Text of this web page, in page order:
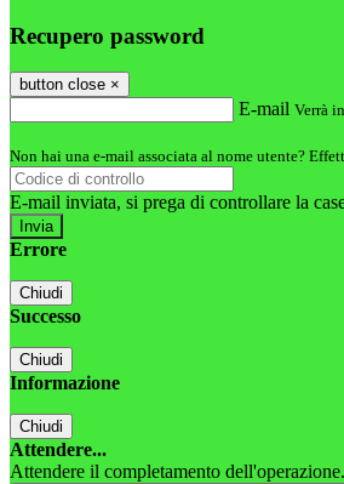
Recupero password
button close ×
E-mail Verrà
Non hai una e-mail associata al nome utente?
E-mail inviata, si prega di controllare la
Errore
Chiudi
Successo
Chiudi
Informazione
Chiudi
Attendere...
Attendere il completamento